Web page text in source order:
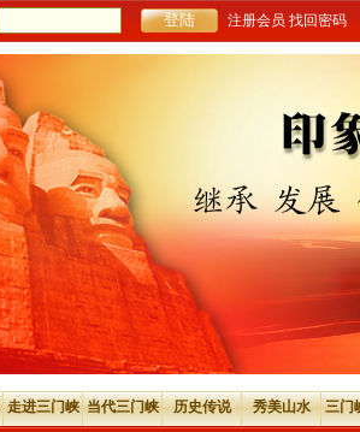
注册会员 找回密码
走进三门峡 当代三门峡 历史传说 秀美山水 三门